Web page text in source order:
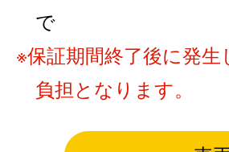
で
保証期間終了後に発
負担となります。